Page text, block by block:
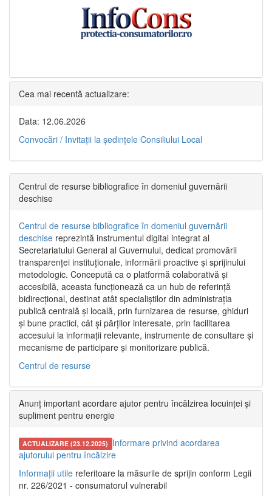
Cea mai recentă actualizare:
Data: 12.06.2026
Convocări / Invitaţii la şedinţele Consiliului Local
Centrul de resurse bibliografice în domeniul guvernării
deschise
Centrul de resurse bibliografice în domeniul guvernării
deschise reprezintă instrumentul digital integrat al
Secretariatului General al Guvernului, dedicat promovării
transparenței instituționale, informării proactive și sprijinului
metodologic. Concepută ca o platformă colaborativă și
accesibilă, aceasta funcționează ca un hub de referință
bidirecțional, destinat atât specialiștilor din administrația
publică centrală și locală, prin furnizarea de resurse, ghiduri
și bune practici, cât și părților interesate, prin facilitarea
accesului la informații relevante, instrumente de consultare și
mecanisme de participare și monitorizare publică.
Centrul de resurse
Anunț important acordare ajutor pentru încălzirea locuinței și
supliment pentru energie
ACTUALIZARE (23.12.2025) Informare privind acordarea
ajutorului pentru încălzire
Informații utile referitoare la măsurile de sprijin conform Legii
nr. 226/2021 - consumatorul vulnerabil